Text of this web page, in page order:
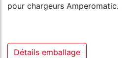
pour chargeurs Amperomatic.
Détails emballage